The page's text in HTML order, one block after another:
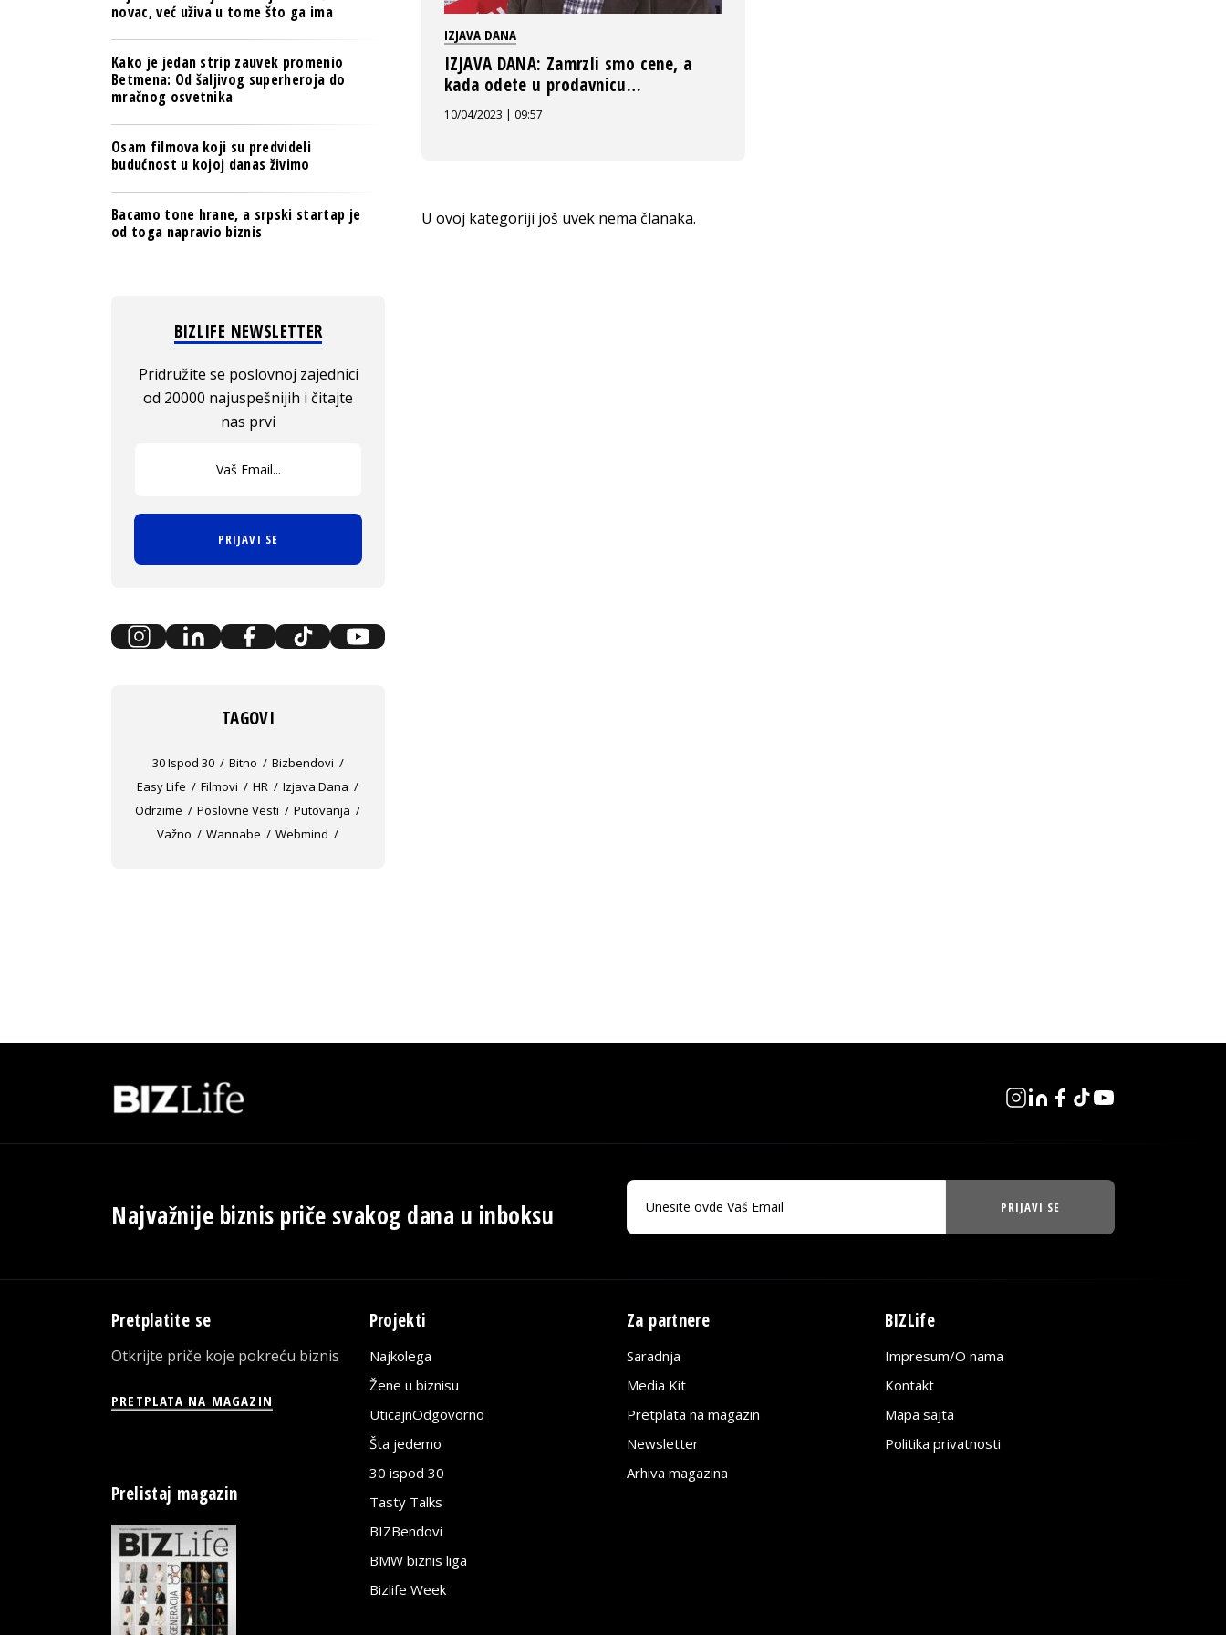
IZJAVA DANA
IZJAVA DANA: Zamrzli smo cene, a
kada odete u prodavnicu…
10/04/2023 | 09:57
U ovoj kategoriji još uvek nema članaka.
novac, već uživa u tome što ga ima
Kako je jedan strip zauvek promenio
Betmena: Od šaljivog superheroja do
mračnog osvetnika
Osam filmova koji su predvideli
budućnost u kojoj danas živimo
Bacamo tone hrane, a srpski startap je
od toga napravio biznis
BIZLIFE NEWSLETTER
Pridružite se poslovnoj zajednici
od 20000 najuspešnijih i čitajte
nas prvi
PRIJAVI SE
TAGOVI
30 Ispod 30 Bitno
Bizbendovi
Easy Life
Filmovi HR
Izjava Dana
Odrzime
Poslovne Vesti
Putovanja
Važno
Wannabe Webmind
Najvažnije biznis priče svakog dana u inboksu PRIJAVI SE
Pretplatite se
Otkrijte priče koje pokreću biznis
PRETPLATA NA MAGAZIN
Prelistaj magazin
Projekti
Najkolega
Žene u biznisu
UticajnOdgovorno
Šta jedemo
30 ispod 30
Tasty Talks
BIZBendovi
BMW biznis liga
Bizlife Week
Za partnere
Saradnja
Media Kit
Pretplata na magazin
Newsletter
Arhiva magazina
BIZLife
Impresum/O nama
Kontakt
Mapa sajta
Politika privatnosti